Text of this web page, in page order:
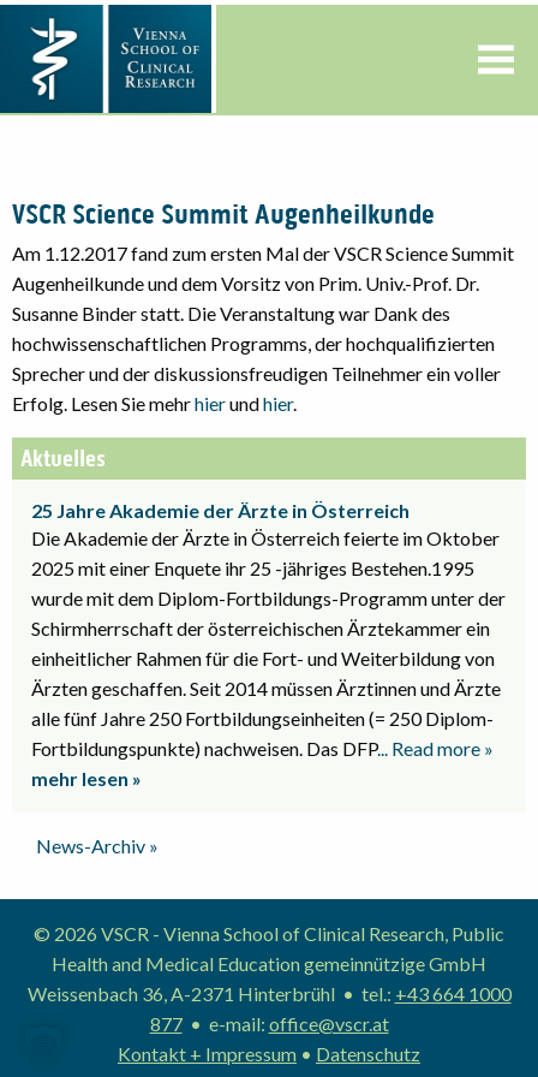
VSCR Science Summit Augenheilkunde
Am 1.12.2017 fand zum ersten Mal der VSCR Science Summit
Augenheilkunde und dem Vorsitz von Prim. Univ.-Prof. Dr.
Susanne Binder statt. Die Veranstaltung war Dank des
hochwissenschaftlichen Programms, der hochqualifizierten
Sprecher und der diskussionsfreudigen Teilnehmer ein voller
Erfolg. Lesen Sie mehrhierundhier.
News-Archiv »
Aktuelles
25 Jahre Akademie der Ärzte in Österreich
Die Akademie der Ärzte in Österreich feierte im Oktober
2025 mit einer Enquete ihr 25 -jähriges Bestehen.1995
wurde mit dem Diplom-Fortbildungs-Programm unter der
Schirmherrschaft der österreichischen Ärztekammer ein
einheitlicher Rahmen für die Fort- und Weiterbildung von
Ärzten geschaffen. Seit 2014 müssen Ärztinnen und Ärzte
alle fünf Jahre 250 Fortbildungseinheiten (= 250 Diplom-
Fortbildungspunkte) nachweisen. Das DFP... Read more »
mehr lesen »
© 2026 VSCR - Vienna School of Clinical Research, Public
Health and Medical Education gemeinnützige GmbH
Weissenbach 36, A-2371 Hinterbrühl • tel.: +43 664 1000
877• e-mail: office@vscr.at
Kontakt + Impressum • Datenschutz